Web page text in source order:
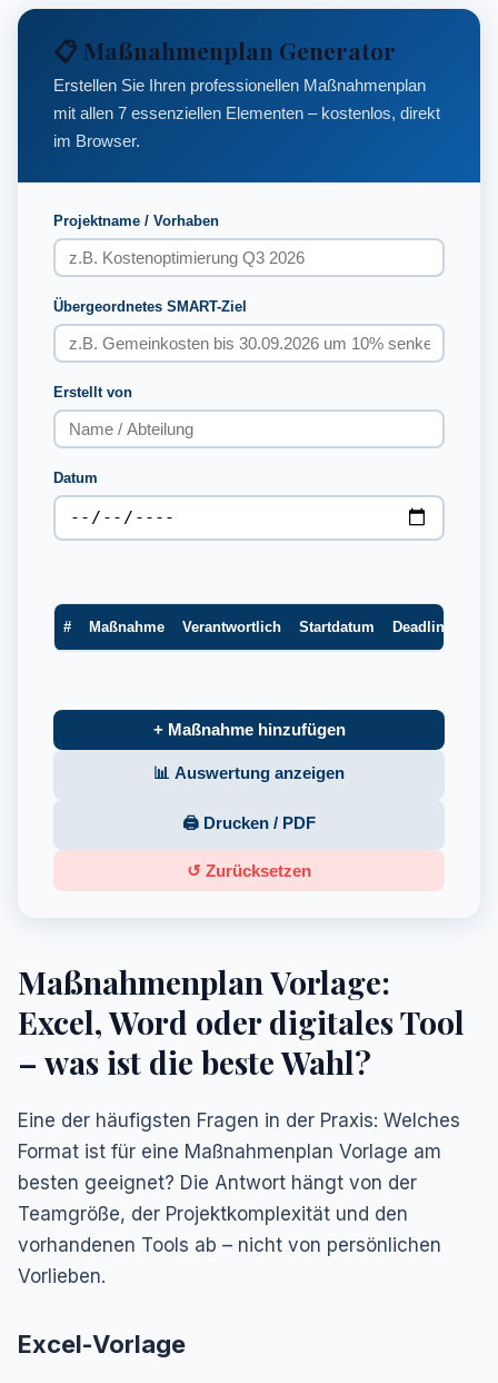
📋 Maßnahmenplan Generator
Erstellen Sie Ihren professionellen Maßnahmenplan
mit allen 7 essenziellen Elementen – kostenlos, direkt
im Browser.
Projektname / Vorhaben
Übergeordnetes SMART-Ziel
Erstellt von
Datum
# Maßnahme Verantwortlich Startdatum Deadline
+ Maßnahme hinzufügen
📊 Auswertung anzeigen
🖨️ Drucken / PDF
↺ Zurücksetzen
Maßnahmenplan Vorlage:
Excel, Word oder digitales Tool
– was ist die beste Wahl?
Eine der häufigsten Fragen in der Praxis: Welches
Format ist für eine Maßnahmenplan Vorlage am
besten geeignet? Die Antwort hängt von der
Teamgröße, der Projektkomplexität und den
vorhandenen Tools ab – nicht von persönlichen
Vorlieben.
Excel-Vorlage